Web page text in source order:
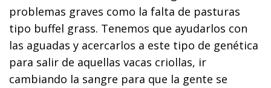
problemas graves como la falta de pasturas
tipo buffel grass. Tenemos que ayudarlos con
las aguadas y acercarlos a este tipo de genética
para salir de aquellas vacas criollas, ir
cambiando la sangre para que la gente se